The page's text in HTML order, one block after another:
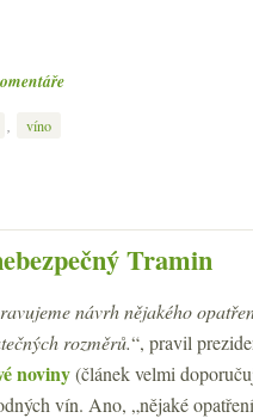
víno
Tramin
návrh nějakého
rozměrů.“, pravil
noviny(článek velmi
vín. Ano, „nějaké